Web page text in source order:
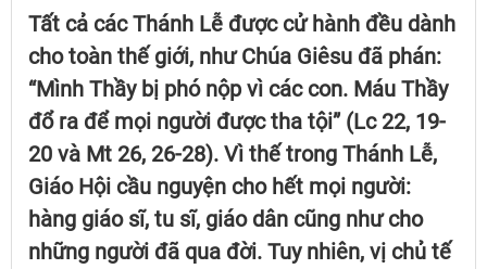
Tất cả các Thánh Lễ được cử hành đều dành
cho toàn thế giới, như Chúa Giêsu đã phán:
“Mình Thầy bị phó nộp vì các con. Máu Thầy
đổ ra để mọi người được tha tội” (Lc 22, 19-
20 và Mt 26, 26-28). Vì thế trong Thánh Lễ,
Giáo Hội cầu nguyện cho hết mọi người:
hàng giáo sĩ, tu sĩ, giáo dân cũng như cho
những người đã qua đời. Tuy nhiên, vị chủ tế